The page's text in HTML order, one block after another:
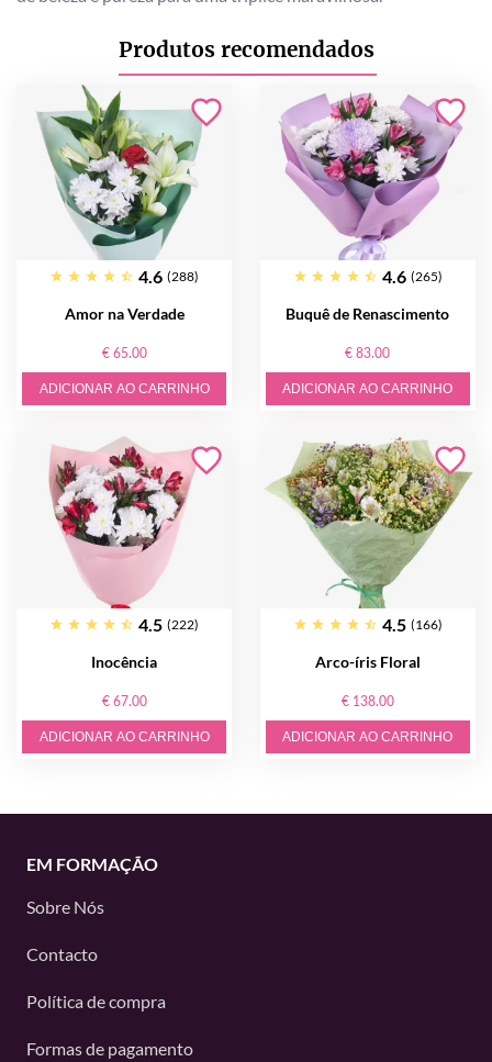
Produtos recomendados
4.6 (288)
Amor na Verdade
€ 65.00
ADICIONAR AO CARRINHO
4.6 (265)
Buquê de Renascimento
€ 83.00
ADICIONAR AO CARRINHO
4.5 (222)
Inocência
€ 67.00
ADICIONAR AO CARRINHO
4.5 (166)
Arco-íris Floral
€ 138.00
ADICIONAR AO CARRINHO
EM FORMAÇÃO
Sobre Nós
Contacto
Política de compra
Formas de pagamento